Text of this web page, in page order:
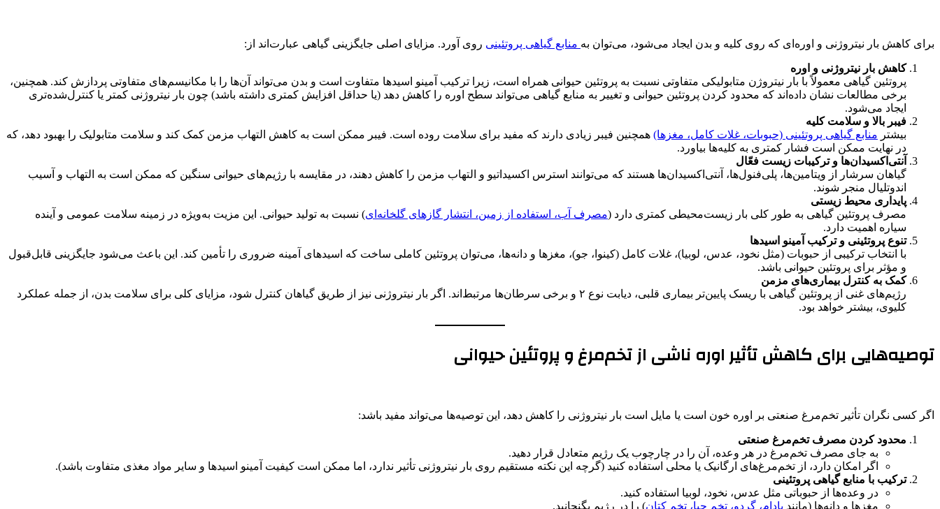
برای کاهش بار نیتروژنی و اوره‌ای که روی کلیه و بدن ایجاد می‌شود، می‌توان به منابع گیاهی پروتئینی روی آورد. مزایای اصلی جایگزینی گیاهی عبارت‌اند از:
کاهش بار نیتروژنی و اوره
پروتئین گیاهی معمولاً با بار نیتروژن متابولیکی متفاوتی نسبت به پروتئین حیوانی همراه است، زیرا ترکیب آمینو اسیدها متفاوت است و بدن می‌تواند آن‌ها را با مکانیسم‌های متفاوتی پردازش کند. همچنین،
برخی مطالعات نشان داده‌اند که محدود کردن پروتئین حیوانی و تغییر به منابع گیاهی می‌تواند سطح اوره را کاهش دهد (یا حداقل افزایش کمتری داشته باشد) چون بار نیتروژنی کمتر یا کنترل‌شده‌تری
ایجاد می‌شود.
فیبر بالا و سلامت کلیه
بیشتر منابع گیاهی پروتئینی (حبوبات، غلات کامل، مغزها) همچنین فیبر زیادی دارند که مفید برای سلامت روده است. فیبر ممکن است به کاهش التهاب مزمن کمک کند و سلامت متابولیک را بهبود دهد، که
در نهایت ممکن است فشار کمتری به کلیه‌ها بیاورد.
آنتی‌اکسیدان‌ها و ترکیبات زیست فعّال
گیاهان سرشار از ویتامین‌ها، پلی‌فنول‌ها، آنتی‌اکسیدان‌ها هستند که می‌توانند استرس اکسیداتیو و التهاب مزمن را کاهش دهند، در مقایسه با رژیم‌های حیوانی سنگین که ممکن است به التهاب و آسیب
اندوتلیال منجر شوند.
پایداری محیط زیستی
مصرف پروتئین گیاهی به طور کلی بار زیست‌محیطی کمتری دارد (مصرف آب، استفاده از زمین، انتشار گازهای گلخانه‌ای) نسبت به تولید حیوانی. این مزیت به‌ویژه در زمینه سلامت عمومی و آینده
سیاره اهمیت دارد.
تنوع پروتئینی و ترکیب آمینو اسیدها
با انتخاب ترکیبی از حبوبات (مثل نخود، عدس، لوبیا)، غلات کامل (کینوا، جو)، مغزها و دانه‌ها، می‌توان پروتئین کاملی ساخت که اسیدهای آمینه ضروری را تأمین کند. این باعث می‌شود جایگزینی قابل‌قبول
و مؤثر برای پروتئین حیوانی باشد.
کمک به کنترل بیماری‌های مزمن
رژیم‌های غنی از پروتئین گیاهی با ریسک پایین‌تر بیماری قلبی، دیابت نوع ۲ و برخی سرطان‌ها مرتبط‌اند. اگر بار نیتروژنی نیز از طریق گیاهان کنترل شود، مزایای کلی برای سلامت بدن، از جمله عملکرد
کلیوی، بیشتر خواهد بود.
توصیه‌هایی برای کاهش تأثیر اوره ناشی از تخم‌مرغ و پروتئین حیوانی
اگر کسی نگران تأثیر تخم‌مرغ صنعتی بر اوره خون است یا مایل است بار نیتروژنی را کاهش دهد، این توصیه‌ها می‌تواند مفید باشد:
محدود کردن مصرف تخم‌مرغ صنعتی
به جای مصرف تخم‌مرغ در هر وعده، آن را در چارچوب یک رژیم متعادل قرار دهید.
اگر امکان دارد، از تخم‌مرغ‌های ارگانیک یا محلی استفاده کنید (گرچه این نکته مستقیم روی بار نیتروژنی تأثیر ندارد، اما ممکن است کیفیت آمینو اسیدها و سایر مواد مغذی متفاوت باشد).
ترکیب با منابع گیاهی پروتئینی
در وعده‌ها از حبوباتی مثل عدس، نخود، لوبیا استفاده کنید.
مغزها و دانه‌ها (مانند بادام، گردو، تخم چیا، تخم کتان) را در رژیم بگنجانید.